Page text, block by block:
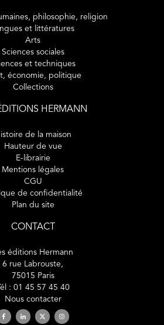
en interrogeant directement
technoscientifiques.
philosophie, religion
et littératures
Arts
Sciences sociales
et techniques
économie, politique
Collections
HERMANN
de la maison
Hauteur de vue
E-librairie
Mentions légales
CGU
de confidentialité
Plan du site
CONTACT
éditions Hermann
6 rue Labrouste,
75015 Paris
Tél : 01 45 57 45 40
Nous contacter